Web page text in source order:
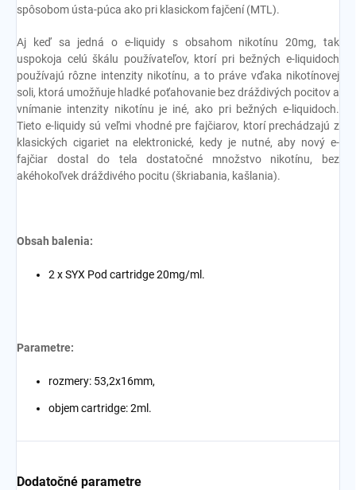
spôsobom ústa-púca ako pri klasickom fajčení (MTL).
Aj keď sa jedná o e-liquidy s obsahom nikotínu 20mg, tak
uspokoja celú škálu používateľov, ktorí pri bežných e-liquidoch
používajú rôzne intenzity nikotínu, a to práve vďaka nikotínovej
soli, ktorá umožňuje hladké poťahovanie bez dráždivých pocitov a
vnímanie intenzity nikotínu je iné, ako pri bežných e-liquidoch.
Tieto e-liquidy sú veľmi vhodné pre fajčiarov, ktorí prechádzajú z
klasických cigariet na elektronické, kedy je nutné, aby nový e-
fajčiar dostal do tela dostatočné množstvo nikotínu, bez
akéhokoľvek dráždivého pocitu (škriabania, kašlania).
Obsah balenia:
2 x SYX Pod cartridge 20mg/ml.
Parametre:
rozmery: 53,2x16mm,
objem cartridge: 2ml .
Dodatočné parametre